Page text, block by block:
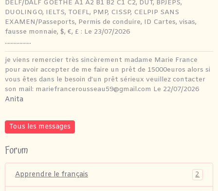
DELF/DALF GOETHE A1 A2 B1 B2 C1 C2, DUT, BPJEPS,
DUOLINGO, IELTS, TOEFL, PMP, CISSP, CELPIP SANS
EXAMEN/Passeports, Permis de conduire, ID Cartes, visas,
fausse monnaie, $, €, £ : Le 23/07/2026
..................
je viens remercier très sincèrement madame Marie France
pour avoir accepter de me faire un prêt de 15000euros alors si
vous êtes dans le besoin d’un prêt sérieux veuillez contacter
son mail: mariefrancerousseau59@gmail.com Le 22/07/2026
Anita
Tous les messages
Forum
Apprendre le français 2